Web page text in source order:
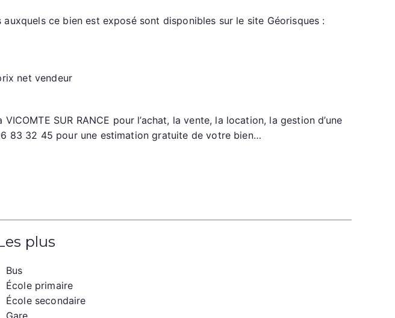
ce bien est exposé sont disponibles sur le site Géorisques :
net vendeur
SUR RANCE pour l’achat, la vente, la location, la gestion d’une
83 32 45 pour une estimation gratuite de votre bien…
plus
Bus
École primaire
École secondaire
Gare